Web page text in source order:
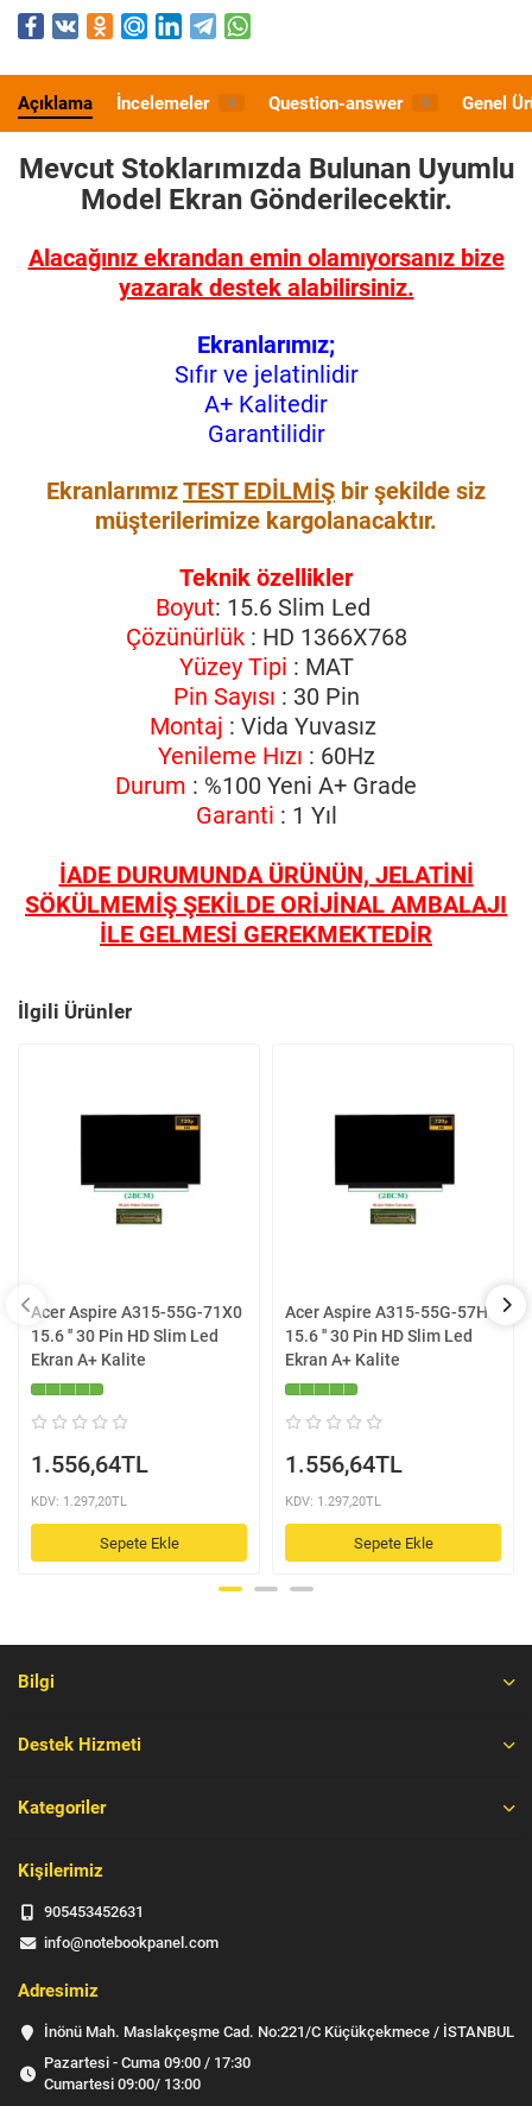
Açıklama İncelemeler 0 Question-answer 0 Genel
Mevcut Stoklarımızda Bulunan Uyumlu
Model Ekran Gönderilecektir.
Alacağınız ekrandan emin olamıyorsanız bize
yazarak destek alabilirsiniz.
Ekranlarımız;
Sıfır ve jelatinlidir
A+ Kalitedir
Garantilidir
EkranlarımızTEST EDİLMİŞ bir şekilde siz
müşterilerimize kargolanacaktır.
Teknik özellikler
Boyut: 15.6 Slim Led
Çözünürlük: HD 1366X768
Yüzey Tipi : MAT
Pin Sayısı : 30 Pin
Montaj : Vida Yuvasız
Yenileme Hızı : 60Hz
Durum : %100 Yeni A+ Grade
Garanti : 1 Yıl
İADE DURUMUNDA ÜRÜNÜN, JELATİNİ
SÖKÜLMEMİŞ ŞEKİLDE ORİJİNAL AMBALAJI
İLE GELMESİ GEREKMEKTEDİR
İlgili Ürünler
Acer Aspire A315-55G-71X0
15.6 '' 30 Pin HD Slim Led
Ekran A+ Kalite
1.556,64TL
KDV: 1.297,20TL
Sepete Ekle
Acer Aspire A315-55G-57HC
15.6 '' 30 Pin HD Slim Led
Ekran A+ Kalite
1.556,64TL
KDV: 1.297,20TL
Sepete Ekle
Bilgi
Destek Hizmeti
Kategoriler
Kişilerimiz
905453452631
info@notebookpanel.com
Adresimiz
İnönü Mah. Maslakçeşme Cad. No:221/C Küçükçekmece / İSTANBUL
Pazartesi - Cuma 09:00 / 17:30
Cumartesi 09:00/ 13:00